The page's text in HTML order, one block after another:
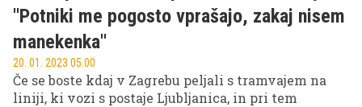
''Potniki me pogosto vprašajo, zakaj nisem
manekenka''
20. 01. 2023 05.00
Če se boste kdaj v Zagrebu peljali s tramvajem na
liniji, ki vozi s postaje Ljubljanica, in pri tem